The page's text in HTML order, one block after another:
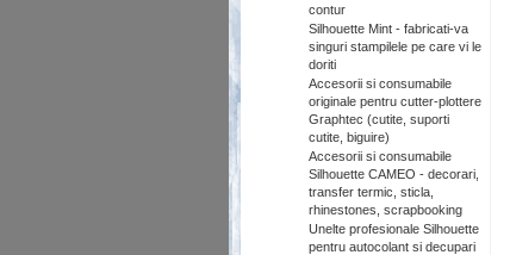
contur
Silhouette Mint - fabricati-va
singuri stampilele pe care vi le
doriti
Accesorii si consumabile
originale pentru cutter-plottere
Graphtec (cutite, suporti
cutite, biguire)
Accesorii si consumabile
Silhouette CAMEO - decorari,
transfer termic, sticla,
rhinestones, scrapbooking
Unelte profesionale Silhouette
pentru autocolant si decupari